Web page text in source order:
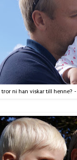
tror ni han viskar till henne? -